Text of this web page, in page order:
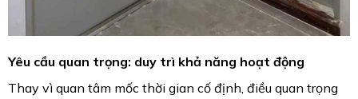
Yêu cầu quan trọng: duy trì khả năng hoạt động
Thay vì quan tâm mốc thời gian cố định, điều quan trọng